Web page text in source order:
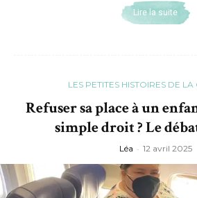
Lire la suite
LES PETITES HISTOIRES DE LA
Refuser sa place à un
simple droit ? Le
Léa - 12 avril 2025